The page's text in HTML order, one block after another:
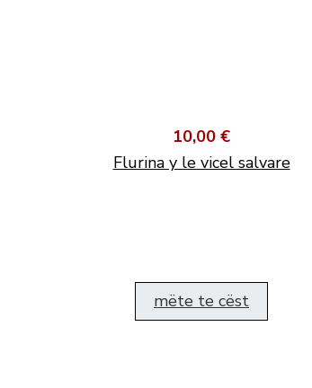
10,00 €
Flurina y le vicel salvare
mëte te cëst